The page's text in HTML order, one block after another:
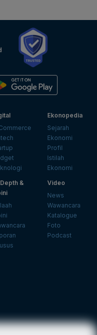
Ekonopedia
Sejarah
Ekonomi
Profil
Istilah
Ekonomi
&
Video
News
Wawancara
Katalogue
Foto
Podcast